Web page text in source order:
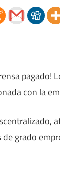
pagado!
con la
grado